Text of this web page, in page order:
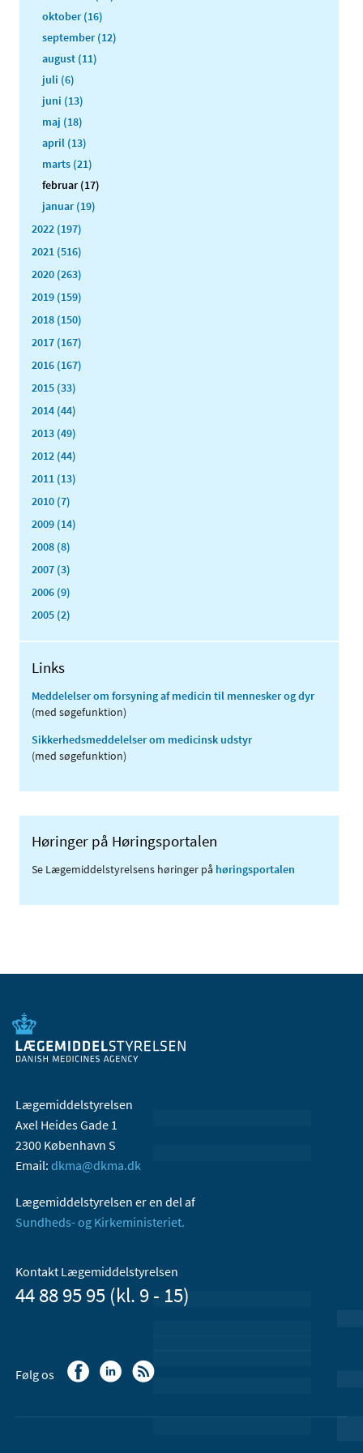
oktober (16)
september (12)
august (11)
juli (6)
juni (13)
maj (18)
april (13)
marts (21)
februar (17)
januar (19)
2022 (197)
2021 (516)
2020 (263)
2019 (159)
2018 (150)
2017 (167)
2016 (167)
2015 (33)
2014 (44)
2013 (49)
2012 (44)
2011 (13)
2010 (7)
2009 (14)
2008 (8)
2007 (3)
2006 (9)
2005 (2)
Links
Meddelelser om forsyning af medicin til mennesker og dyr
(med søgefunktion)
Sikkerhedsmeddelelser om medicinsk udstyr
(med søgefunktion)
Høringer på Høringsportalen
Se Lægemiddelstyrelsens høringer på høringsportalen
Lægemiddelstyrelsen
Axel Heides Gade 1
2300 København S
Email: dkma@dkma.dk
Lægemiddelstyrelsen er en del af
Sundheds- og Kirkeministeriet.
Kontakt Lægemiddelstyrelsen
44 88 95 95 (kl. 9 - 15)
Følg os